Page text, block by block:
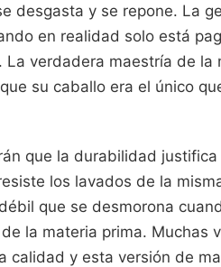
desgasta y se repone. La
en realidad solo está
La verdadera maestría de
su caballo era el único
que la durabilidad
los lavados de la
que se desmorona
la materia prima. Muchas
calidad y esta versión de